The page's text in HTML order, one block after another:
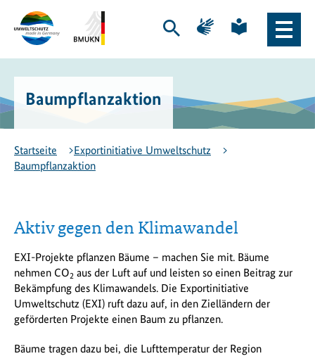
Hauptinhalt
springen
Hauptnavigation
springen
-
zur
Startseite
Klimaschutz,
nukleare
Sicherheit
(BMUKN)
Seite
des
BMUKN
Suche
Zur
Seite
Seite
Sprache
öffnen
Baumpflanzaktion
Startseite
Exportinitiative Umweltschutz
Baumpflanzaktion
Aktiv gegen den Klimawandel
EXI-Projekte pflanzen Bäume – machen Sie mit. Bäume
nehmen CO2 aus der Luft auf und leisten so einen Beitrag zur
Bekämpfung des Klimawandels. Die Exportinitiative
Umweltschutz (EXI) ruft dazu auf, in den Zielländern der
geförderten Projekte einen Baum zu pflanzen.
Bäume tragen dazu bei, die Lufttemperatur der Region